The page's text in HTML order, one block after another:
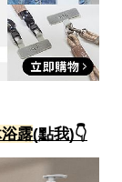
露(點我)👇